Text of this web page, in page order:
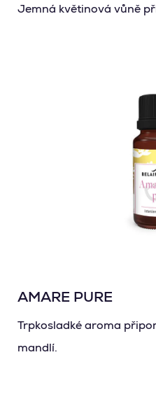
Jemná květinová vůně
AMARE PURE
Trpkosladké aroma
mandlí.